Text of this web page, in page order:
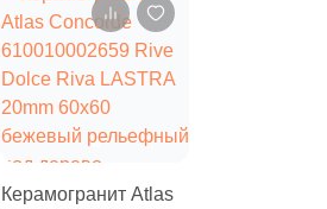
2)
Керамогранит Atlas